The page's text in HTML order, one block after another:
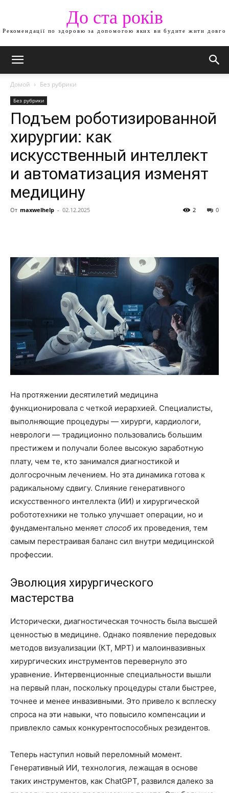
До ста років
Рекомендації по здоровю за допомогою яких ви будите жити довго
Домой Без рубрики
Без рубрики
Подъем роботизированной
хирургии: как
искусственный интеллект
и автоматизация изменят
медицину
От maxwelhelp - 02.12.2025 0
2
На протяжении десятилетий медицина
функционировала с четкой иерархией. Специалисты,
выполняющие процедуры — хирурги, кардиологи,
неврологи — традиционно пользовались большим
престижем и получали более высокую заработную
плату, чем те, кто занимался диагностикой и
долгосрочным лечением. Но эта динамика готова к
радикальному сдвигу. Слияние генеративного
искусственного интеллекта (ИИ) и хирургической
робототехники не только улучшает операции, но и
фундаментально меняет способ их проведения, тем
самым перестраивая баланс сил внутри медицинской
профессии.
Эволюция хирургического
мастерства
Исторически, диагностическая точность была высшей
ценностью в медицине. Однако появление передовых
методов визуализации (КТ, МРТ) и малоинвазивных
хирургических инструментов перевернуло это
уравнение. Интервенционные специальности вышли
на первый план, поскольку процедуры стали быстрее,
точнее и менее инвазивными. Это привело к всплеску
спроса на эти навыки, что повысило компенсации и
привлекло самых конкурентоспособных резидентов.
Теперь наступил новый переломный момент.
Генеративный ИИ, технология, лежащая в основе
таких инструментов, как ChatGPT, развился далеко за